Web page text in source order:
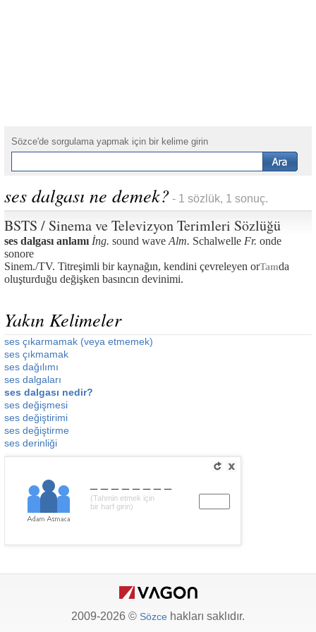
Sözce'de sorgulama yapmak için bir kelime girin
ses dalgası ne demek? - 1 sözlük, 1 sonuç.
BSTS / Sinema ve Televizyon Terimleri Sözlüğü
ses dalgası anlamı İng. sound wave Alm. Schalwelle Fr. onde
sonore
Sinem./TV. Titreşimli bir kaynağın, kendini çevreleyen orTamda
oluşturduğu değişken basıncın devinimi.
Yakın Kelimeler
ses çıkarmamak (veya etmemek)
ses çıkmamak
ses dağılımı
ses dalgaları
ses dalgası nedir?
ses değişmesi
ses değiştirimi
ses değiştirme
ses derinliği
(Tahmin etmek için
bir harf girin)
2009-2026 © Sözce hakları saklıdır.